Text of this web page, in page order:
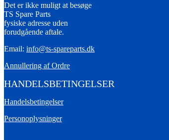
Det er ikke muligt at besøge
TS Spare Parts
fysiske adresse uden
forudgående aftale.
Email: info@ts-spareparts.dk
Annullering af Ordre
HANDELSBETINGELSER
Handelsbetingelser
Personoplysninger